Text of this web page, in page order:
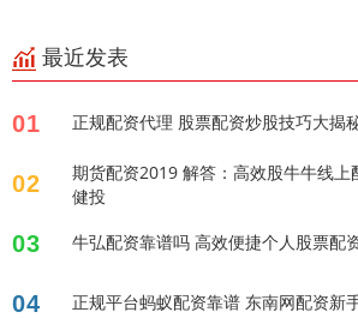
最近发表
01 正规配资代理 股票配资炒股技巧大揭
02
期货配资2019 解答：高效股牛牛线上
健投
03 牛弘配资靠谱吗 高效便捷个人股票配
04 正规平台蚂蚁配资靠谱 东南网配资新